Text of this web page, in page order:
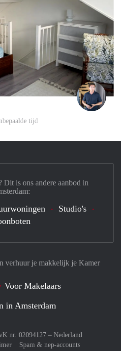
Nik
tijd
verhuur je makkelijk je Kamer
Voor Makelaars
in Amsterdam
nr. 02094127 – Nederland
Spam & nep-accounts
Dit is ons andere aanbod in
Studio's